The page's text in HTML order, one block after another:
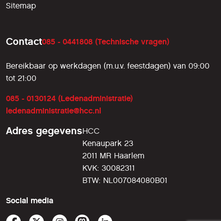
Sitemap
Contact085 - 0441808 (Technische vragen)
Bereikbaar op werkdagen (m.u.v. feestdagen) van 09:00
tot 21:00
085 - 0130124 (Ledenadministratie)
ledenadministratie@hcc.nl
Adres gegevensHCC
Kenaupark 23
2011 MR Haarlem
KVK: 30082311
BTW: NL007084080B01
Social media